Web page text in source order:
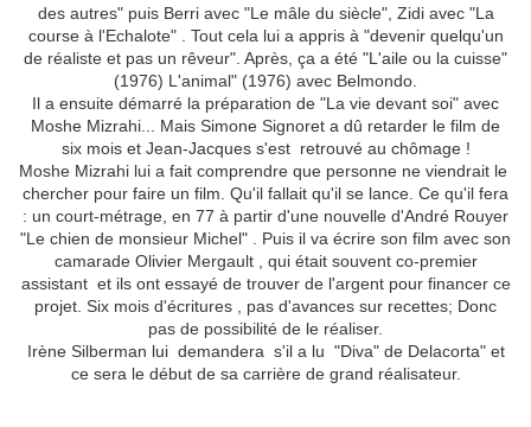
des autres" puis Berri avec "Le mâle du siècle", Zidi avec "La
course à l'Echalote" . Tout cela lui a appris à "devenir quelqu'un
de réaliste et pas un rêveur". Après, ça a été "L'aile ou la cuisse"
(1976) L'animal" (1976) avec Belmondo.
Il a ensuite démarré la préparation de "La vie devant soi" avec
Moshe Mizrahi... Mais Simone Signoret a dû retarder le film de
six mois et Jean-Jacques s'est retrouvé au chômage !
Moshe Mizrahi lui a fait comprendre que personne ne viendrait le
chercher pour faire un film. Qu'il fallait qu'il se lance. Ce qu'il fera
: un court-métrage, en 77 à partir d'une nouvelle d'André Rouyer
"Le chien de monsieur Michel" . Puis il va écrire son film avec son
camarade Olivier Mergault , qui était souvent co-premier
assistant et ils ont essayé de trouver de l'argent pour financer ce
projet. Six mois d'écritures , pas d'avances sur recettes; Donc
pas de possibilité de le réaliser.
Irène Silberman lui demandera s'il a lu "Diva" de Delacorta" et
ce sera le début de sa carrière de grand réalisateur.